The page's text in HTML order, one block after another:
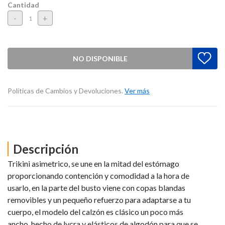
Cantidad
- +
NO DISPONIBLE
Políticas de Cambios y Devoluciones. Ver más
Descripción
Trikini asimetrico, se une en la mitad del estómago
proporcionando contención y comodidad a la hora de
usarlo, en la parte del busto viene con copas blandas
removibles y un pequeño refuerzo para adaptarse a tu
cuerpo, el modelo del calzón es clásico un poco más